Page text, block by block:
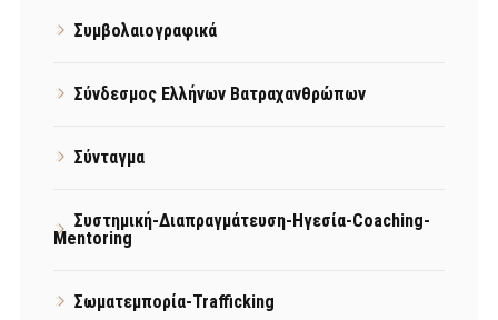
Συμβολαιογραφικά
Σύνδεσμος Ελλήνων Βατραχανθρώπων
Σύνταγμα
Συστημική-Διαπραγμάτευση-Ηγεσία-Coaching-
Mentoring
Σωματεμπορία-Trafficking